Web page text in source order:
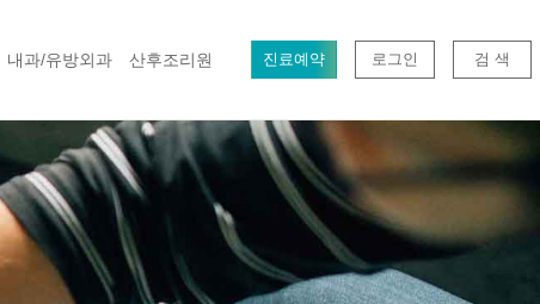
내과/유방외과 산후조리원 진료예약 로그인 검 색